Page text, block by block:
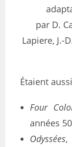
par D.
Lapiere, J.-
Étaient
Four
années
Odyssées,